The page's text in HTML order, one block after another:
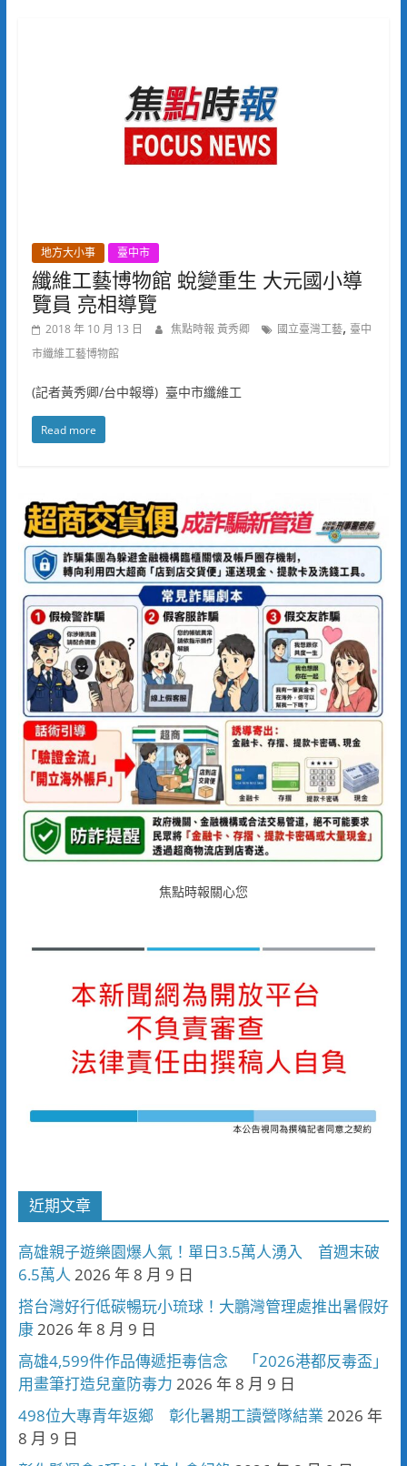
地方大小事 臺中市
纖維工藝博物館 蛻變重生 大元國小導
覽員 亮相導覽
2018 年 10 月 13 日 焦點時報 黃秀卿 國立臺灣工藝, 臺中
市纖維工藝博物館
(記者黃秀卿/台中報導) 臺中市纖維工
Read more
焦點時報關心您
近期文章
高雄親子遊樂園爆人氣！單日3.5萬人湧入 首週末破
6.5萬人 2026 年 8 月 9 日
搭台灣好行低碳暢玩小琉球！大鵬灣管理處推出暑假好
康2026 年 8 月 9 日
高雄4,599件作品傳遞拒毒信念 「2026港都反毒盃」
用畫筆打造兒童防毒力 2026 年 8 月 9 日
498位大專青年返鄉 彰化暑期工讀營隊結業 2026 年
8 月 9 日